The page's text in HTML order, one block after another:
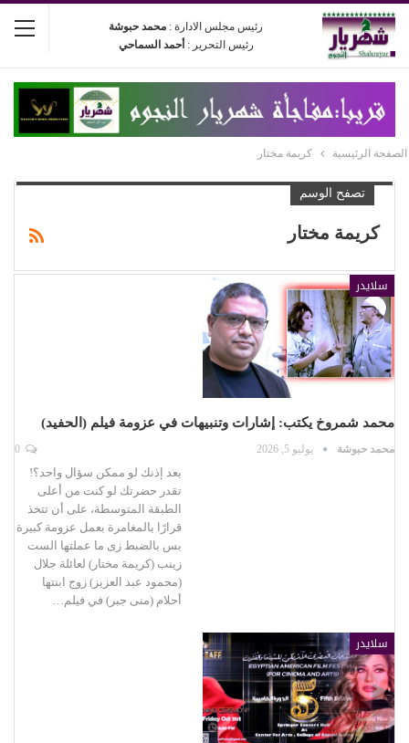
رئيس مجلس الادارة : محمد حبوشة
رئيس التحرير : أحمد السماحي
الصفحة الرئيسية كريمة مختار
تصفح الوسم
كريمة مختار
سلايدر
محمد شمروخ يكتب: إشارات وتنبيهات في عزومة فيلم (الحفيد)
محمد حبوشة يوليو 5, 2026
بعد إذنك لو ممكن سؤال واحد؟!
تقدر حضرتك لو كنت من أعلى
الطبقة المتوسطة، على أن تتخذ
قرارًا بالمغامرة بعمل عزومة كبيرة
بس بالضبط زى ما عملتها الست
زينب (كريمة مختار) لعائلة جلال
(محمود عبد العزيز) زوج ابنتها
أحلام (منى جبر) في فيلم…
سلايدر